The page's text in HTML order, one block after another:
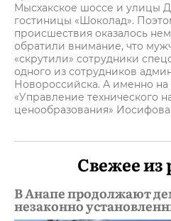
Мысхакское шоссе и улицы
гостиницы «Шоколад».
происшествия оказалось
обратили внимание, что
«скрутили» сотрудники
одного из сотрудников
Новороссийска. А именно
«Управление технического
ценообразования»
Свежее из
В Анапе продолжают
незаконно